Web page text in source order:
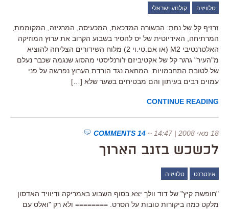
טלוויזיה קולנוע ישראלי
זרזיף קל של נחת: הבשורה המדכאת, המכעיסה, המרגיזה, המקוממת,
המרתיחה, האידיוטית של יס להסיר בשבוע הקרוב את ערוץ המוזיקה
האלטרנטיבי M2 (או אם.טי.וי 2) מלוח השידורים הצליחה להוציא
מ"העיר" גרגר קל של אקטיביזם ז'ורנליסטי מהסוג שנגמה שכבר נעלם
של לטובת התחכמויות. המחאה נגד הורדת הערוץ נפרשה על פני
עמוים רבים בעיתון והם מבטיחים בשער שלא […]
CONTINUE READING
18 מאי 2008 | 14:47 ~
14 COMMENTS
לכשכש בזנב הארוך
אינטרנט טלוויזיה
"חופשת קיץ" של דוד וולך יצא בסוף השבוע באמריקה ודיוויד האדסון
מלקט כמה ביקורות טובות על הסרט. ======== ולא רק "ואלס עם